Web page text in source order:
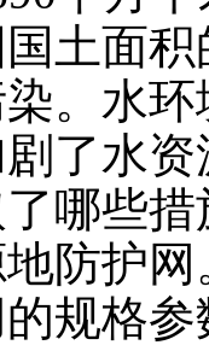
土面
。水
了水
哪些
防护
规格